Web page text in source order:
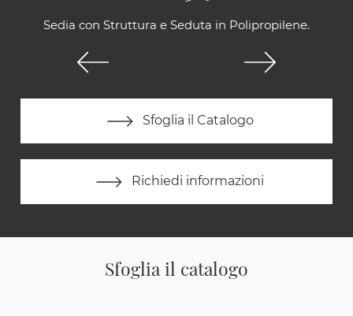
Sedia con Struttura e Seduta in Polipropilene.
Sfoglia il Catalogo
Richiedi informazioni
Sfoglia il catalogo